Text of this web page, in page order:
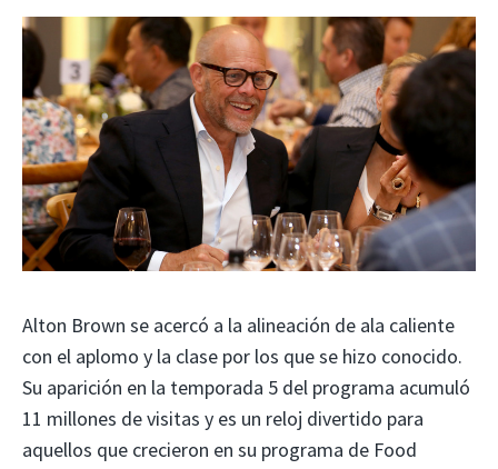
Alton Brown se acercó a la alineación de ala caliente
con el aplomo y la clase por los que se hizo conocido.
Su aparición en la temporada 5 del programa acumuló
11 millones de visitas y es un reloj divertido para
aquellos que crecieron en su programa de Food